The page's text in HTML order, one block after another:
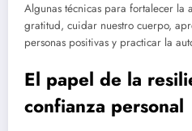
Algunas técnicas para fortalecer la
gratitud, cuidar nuestro cuerpo,
personas positivas y practicar la
El papel de la
confianza personal